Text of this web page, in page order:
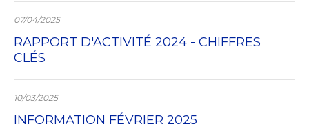
07/04/2025
RAPPORT D'ACTIVITÉ 2024 - CHIFFRES
CLÉS
10/03/2025
INFORMATION FÉVRIER 2025